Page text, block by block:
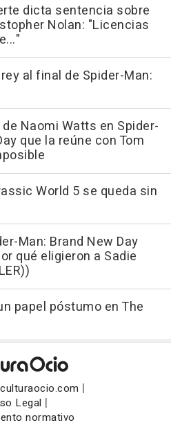
dicta sentencia sobre
Nolan: "Licencias
al final de Spider-Man:
Naomi Watts en Spider-
que la reúne con Tom
World 5 se queda sin
Man: Brand New Day
qué eligieron a Sadie
papel póstumo en The
|
Legal |
normativo